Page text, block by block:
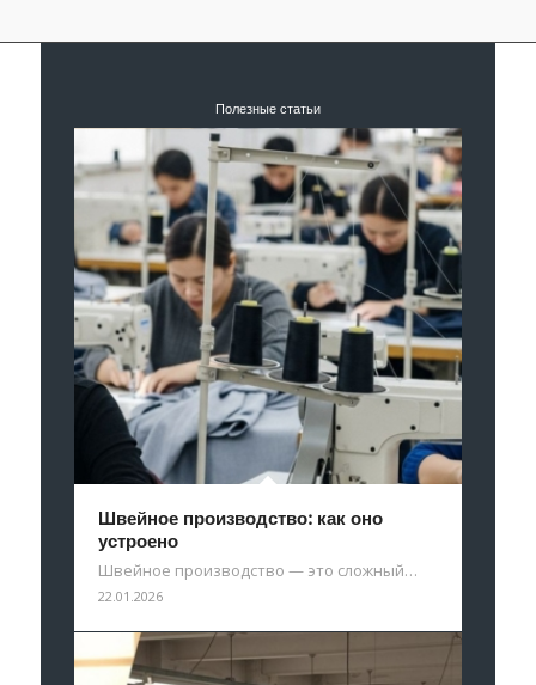
Полезные статьи
Швейное производство: как оно
устроено
Швейное производство — это сложный…
22.01.2026